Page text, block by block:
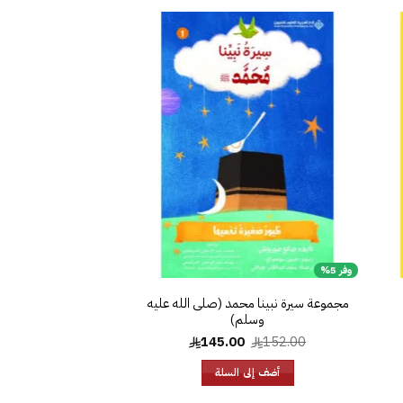
وفر 5%
قائمة
الرغبات
مجموعة سيرة نبينا محمد (صلى الله عليه
وسلم)
152.00
السعر
هو:
152.00.
145.00 السعر
الحالي
أضف إلى السلة